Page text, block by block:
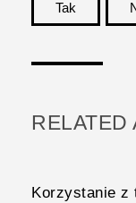
Tak
RELATED
Korzystanie z